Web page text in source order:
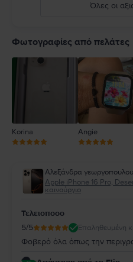
Όλες οι
4
2
1
Φωτογραφίες από πελάτες
Korina Angie
Αλεξάνδρα
Apple iPhone 16 Pro,
καινούργιο
Τελειοποοο
5/5 Επαληθευμένη
Φοβερό όλα όπως την